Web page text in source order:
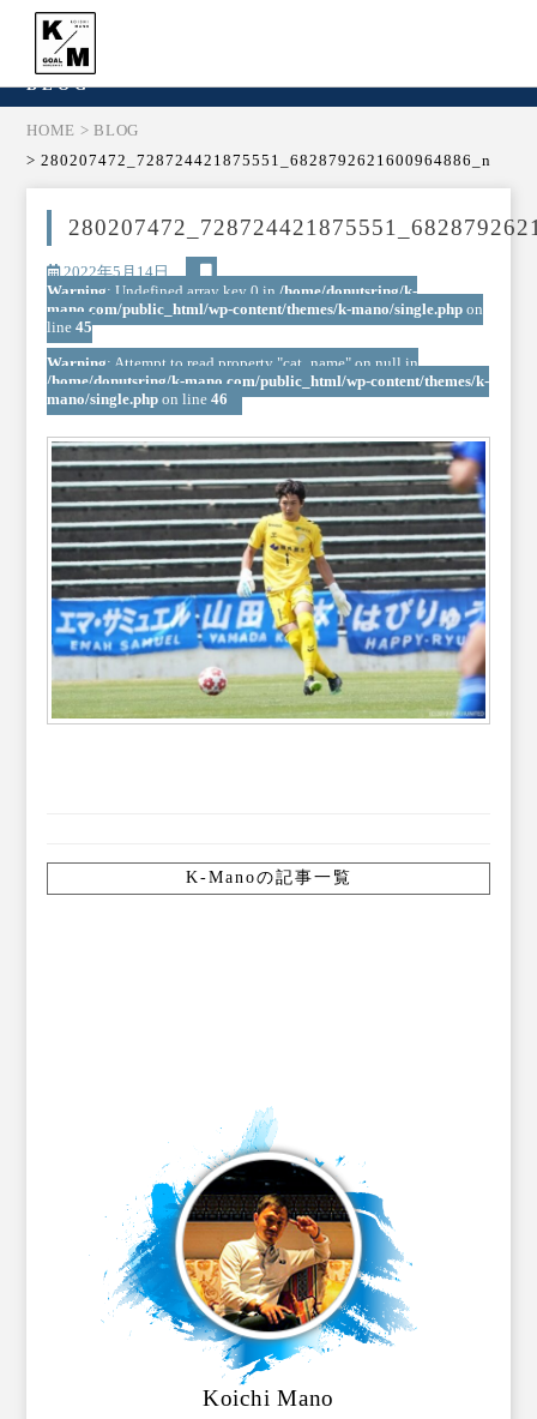
BLOG
HOME > BLOG
> 280207472_728724421875551_6828792621600964886_n
2022年5月14日
Warning: Undefined array key 0 in /home/donutsring/k-
mano.com/public_html/wp-content/themes/k-mano/single.phpon
line 45
Warning: Attempt to read property "cat_name" on null in
/home/donutsring/k-mano.com/public_html/wp-content/themes/k-
mano/single.phpon line 46
K-Manoの記事一覧
Koichi Mano